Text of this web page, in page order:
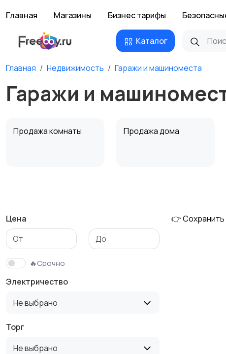
Главная Магазины Бизнес тарифы
Каталог
Главная Недвижимость Гаражи и машиноместа
Гаражи и
Продажа комнаты Продажа дома
Гаражи и
машиноместа
Цена
🔥Срочно
Электричество
Не выбрано
Торг
Не выбрано
👉 Сохранить